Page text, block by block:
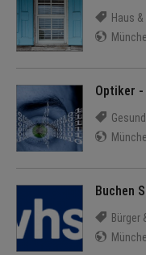
Haus
Optiker
Buchen
Bürger